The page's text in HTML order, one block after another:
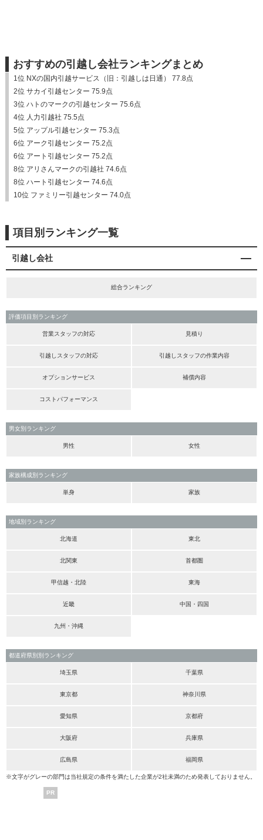
おすすめの引越し会社ランキングまとめ
1位 NXの国内引越サービス（旧：引越しは日通） 77.8点
2位 サカイ引越センター 75.9点
3位 ハトのマークの引越センター 75.6点
4位 人力引越社 75.5点
5位 アップル引越センター 75.3点
6位 アーク引越センター 75.2点
6位 アート引越センター 75.2点
8位 アリさんマークの引越社 74.6点
8位 ハート引越センター 74.6点
10位 ファミリー引越センター 74.0点
項目別ランキング一覧
引越し会社
総合ランキング
評価項目別ランキング
営業スタッフの対応 見積り
引越しスタッフの対応 引越しスタッフの作業内容
オプションサービス 補償内容
コストパフォーマンス
男女別ランキング
男性 女性
家族構成別ランキング
単身 家族
地域別ランキング
北海道 東北
北関東 首都圏
甲信越・北陸 東海
近畿 中国・四国
九州・沖縄
都道府県別別ランキング
埼玉県 千葉県
東京都 神奈川県
愛知県 京都府
大阪府 兵庫県
広島県 福岡県
※文字がグレーの部門は当社規定の条件を満たした企業が2社未満のため発表しておりません。
PR